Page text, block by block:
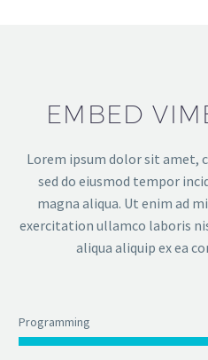
EMBED
Lorem ipsum dolor sit amet,
sed do eiusmod tempor
magna aliqua. Ut enim ad
exercitation ullamco laboris
aliqua aliquip ex ea
Programming